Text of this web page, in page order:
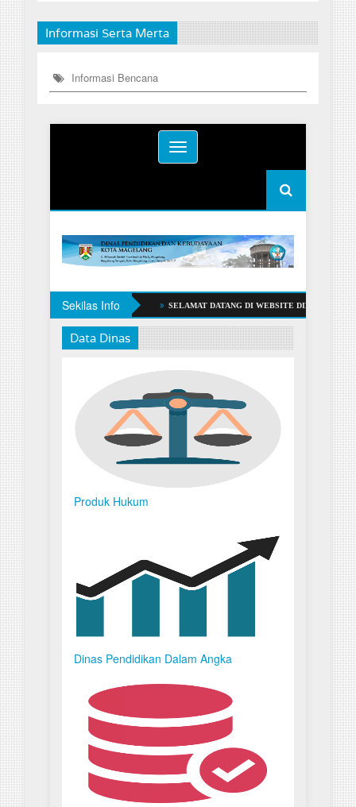
Informasi Serta Merta
Informasi Bencana
Toggle
navigation
Sekilas Info SELAMAT DATANG DI WEBSITE DINAS PENDIDIKAN
Data Dinas
Produk Hukum
Dinas Pendidikan Dalam Angka